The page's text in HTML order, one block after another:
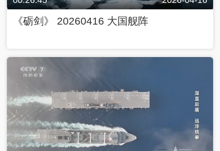
《砺剑》 20260416 大国舰阵